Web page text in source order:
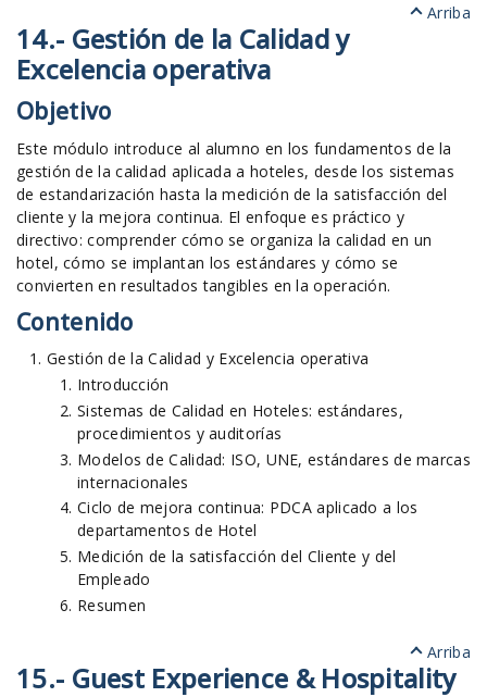
Arriba
14.- Gestión de la Calidad y
Excelencia operativa
Objetivo
Este módulo introduce al alumno en los fundamentos de la
gestión de la calidad aplicada a hoteles, desde los sistemas
de estandarización hasta la medición de la satisfacción del
cliente y la mejora continua. El enfoque es práctico y
directivo: comprender cómo se organiza la calidad en un
hotel, cómo se implantan los estándares y cómo se
convierten en resultados tangibles en la operación.
Contenido
Gestión de la Calidad y Excelencia operativa
Introducción
Sistemas de Calidad en Hoteles: estándares,
procedimientos y auditorías
Modelos de Calidad: ISO, UNE, estándares de marcas
internacionales
Ciclo de mejora continua: PDCA aplicado a los
departamentos de Hotel
Medición de la satisfacción del Cliente y del
Empleado
Resumen
Arriba
15.- Guest Experience & Hospitality